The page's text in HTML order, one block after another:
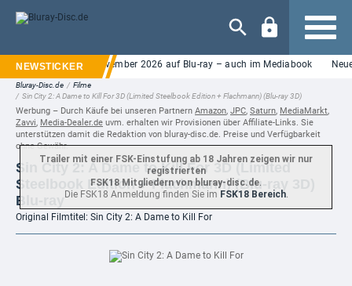
Navigation
"Nightborn" im November 2026 auf Blu-ray – auch im Mediabook Neuer
Bluray-Disc.de / Filme
/ Sin City 2: A Dame to Kill For 3D (Limited Steelbook Edition + Flachmann) (Blu-ray 3D)
Werbung – Durch Käufe bei unseren Partnern Amazon, JPC, Saturn, MediaMarkt,
Zavvi, Media-Dealer.de uvm. erhalten wir Provisionen über Affiliate-Links. Sie
unterstützen damit die Redaktion von bluray-disc.de. Preise und Verfügbarkeit
ohne Gewähr.
Sin City 2: A Dame to Kill For 3D (Limited
Steelbook Edition + Flachmann) (Blu-ray 3D)
Blu-ray
Original Filmtitel: Sin City 2: A Dame to Kill For
Trailer mit einer FSK-Einstufung ab 18 Jahren zeigen wir nur
registrierten
FSK18 Mitgliedern von bluray-disc.de.
Die FSK18 Anmeldung finden Sie im FSK18 Bereich.